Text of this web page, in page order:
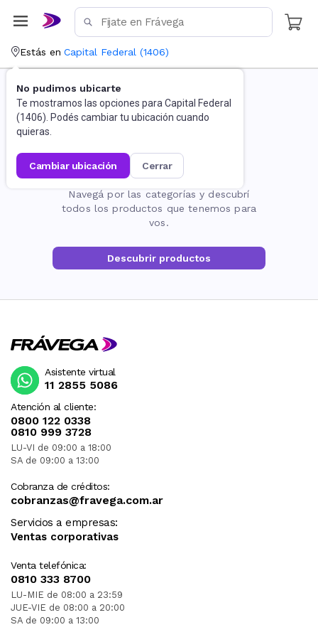
Estás en Capital Federal (1406)
No pudimos ubicarte
Te mostramos las opciones para Capital Federal
(1406). Podés cambiar tu ubicación cuando
quieras.
cambiar ubicación cerrar
La página no existe
Navegá por las categorías y descubrí
todos los productos que tenemos para
vos.
Descubrir productos
Atención al cliente:
0800 122 0338
0810 999 3728
LU-VI de 09:00 a 18:00
SA de 09:00 a 13:00
Cobranza de créditos:
cobranzas@fravega.com.ar
Servicios a empresas:
Ventas corporativas
Venta telefónica:
0810 333 8700
LU-MIE de 08:00 a 23:59
JUE-VIE de 08:00 a 20:00
SA de 09:00 a 13:00
Asistente virtual
11 2855 5086